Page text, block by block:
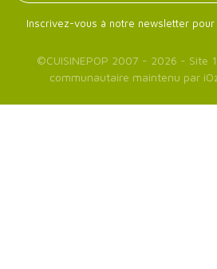
Inscrivez-vous à notre newsletter
©CUISINEPOP 2007 - 2026 - Site
communautaire maintenu par